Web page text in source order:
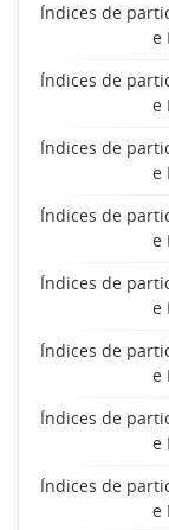
Índices de
e
Índices de
e
Índices de
e
Índices de
e
Índices de
e
Índices de
e
Índices de
e
Índices de
e